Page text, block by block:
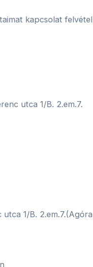
kapcsolat felvétel
utca 1/B. 2.em.7.
1/B. 2.em.7.(Agóra